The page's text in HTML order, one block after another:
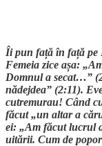
Îi pun față în față pe
Femeia zice așa:
Domnul a secat…”
nădejdea” (2:11).
cutremurau! Când
făcut „un altar a
ei: „Am făcut lucrul
uitării. Cum de